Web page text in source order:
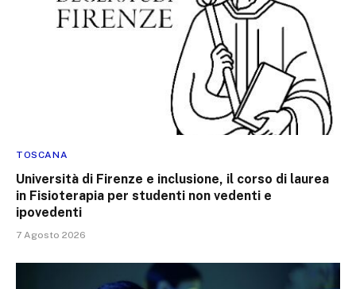
TOSCANA
Università di Firenze e inclusione, il corso di laurea
in Fisioterapia per studenti non vedenti e
ipovedenti
7 Agosto 2026